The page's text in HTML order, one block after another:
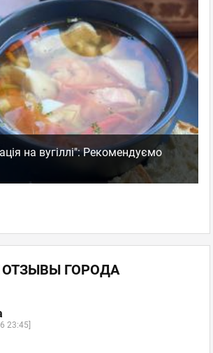
на вугіллі": Рекомендуємо
ГОРОДА
23:45]